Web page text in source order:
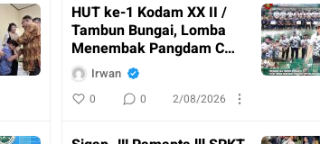
HUT ke-1 Kodam XX II /
Tambun Bungai, Lomba
Menembak Pangdam Cup
Resmi Ditutup
Irwan
0 0 2/08/2026